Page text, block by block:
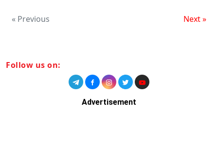
« Previous Next »
Follow us on:
Advertisement